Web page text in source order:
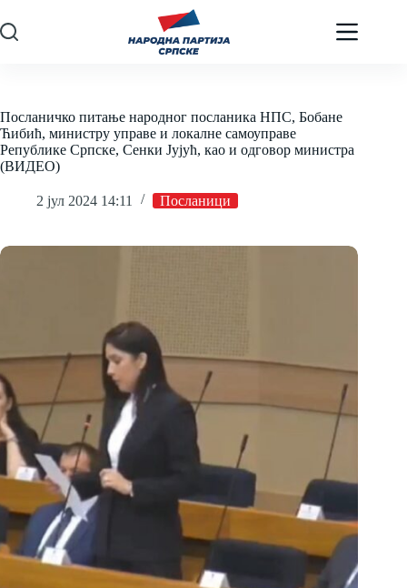
to
content
Посланичко питање народног посланика НПС, Бобане
Ћибић, министру управе и локалне самоуправе
Републике Српске, Сенки Јујућ, као и одговор министра
(ВИДЕО)
2 јул 2024 14:11 Посланици